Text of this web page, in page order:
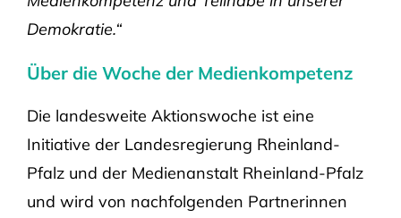
Demokratie.“
Über die Woche der Medienkompetenz
Die landesweite Aktionswoche ist eine
Initiative der Landesregierung Rheinland-
Pfalz und der Medienanstalt Rheinland-Pfalz
und wird von nachfolgenden Partnerinnen